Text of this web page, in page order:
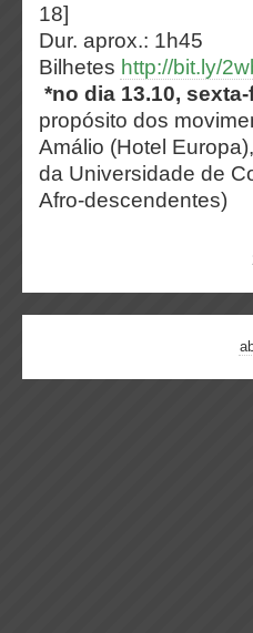
18]
Dur. aprox.: 1h45
Bilhetes http://bit.ly/
*no dia 13.10, sexta-
propósito dos
Amálio (Hotel
da Universidade de
Afro-descendentes)